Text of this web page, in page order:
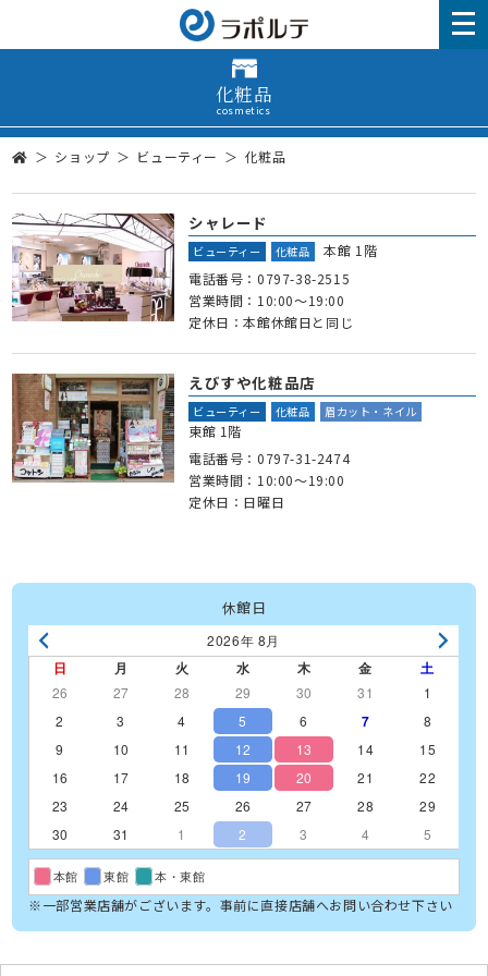
化粧品
cosmetics
ショップ ビューティー 化粧品
シャレード
ビューティー 化粧品
本館 1階
電話番号： 0797-38-2515
営業時間：10:00～19:00
定休日：本館休館日と同じ
えびすや化粧品店
ビューティー 化粧品 眉カット・ネイル
東館 1階
電話番号： 0797-31-2474
営業時間：10:00～19:00
定休日：日曜日
休館日
2026年 8月
日 月 火 水 木 金 土
26 27 28 29 30 31
1
2
3 4 5 6 7
8
9
10 11 12 13 14
15
16
17 18 19 20 21
22
23
24 25 26 27 28
29
30
31 1 2 3 4 5
本館 東館 本・東館
※一部営業店舗がございます。事前に直接店舗へお問い合わせ下さい